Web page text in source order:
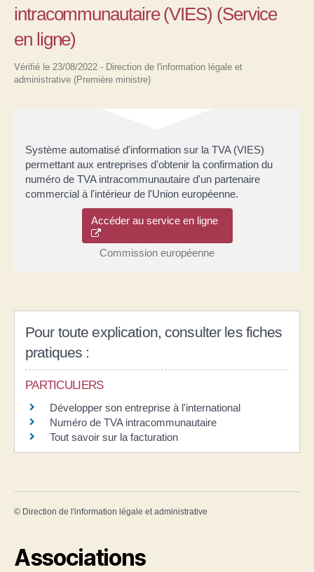
intracommunautaire (VIES) (Service
en ligne)
Vérifié le 23/08/2022 - Direction de l'information légale et
administrative (Première ministre)
Système automatisé d'information sur la TVA (VIES)
permettant aux entreprises d'obtenir la confirmation du
numéro de TVA intracommunautaire d'un partenaire
commercial à l'intérieur de l'Union européenne.
Accéder au service en ligne
Commission européenne
Pour toute explication, consulter les fiches
pratiques :
PARTICULIERS
Développer son entreprise à l'international
Numéro de TVA intracommunautaire
Tout savoir sur la facturation
© Direction de l'information légale et administrative
Associations